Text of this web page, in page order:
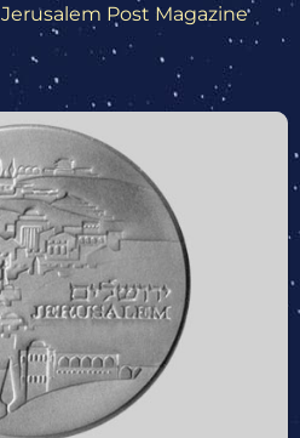
Jerusalem Post Magazine